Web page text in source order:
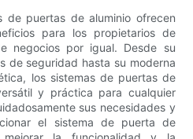
de puertas de aluminio ofrecen
para los propietarios de
negocios por igual. Desde su
de seguridad hasta su moderna
los sistemas de puertas de
y práctica para cualquier
sus necesidades y
el sistema de puerta de